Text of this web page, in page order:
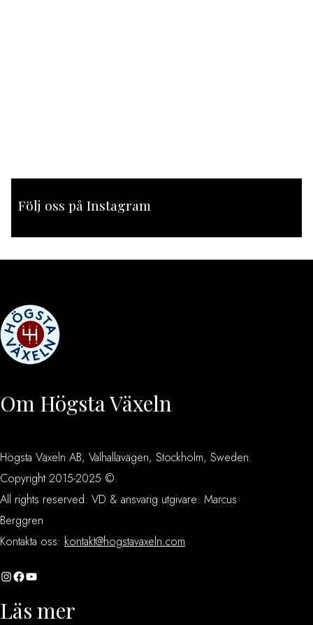
Följ oss på Instagram
Om Högsta Växeln
Högsta Växeln AB, Valhallavägen, Stockholm, Sweden.
Copyright 2015-2025 ©.
All rights reserved. VD & ansvarig utgivare: Marcus
Berggren
Kontakta oss: kontakt@hogstavaxeln.com
InstagramFacebook YouTube
Läs mer